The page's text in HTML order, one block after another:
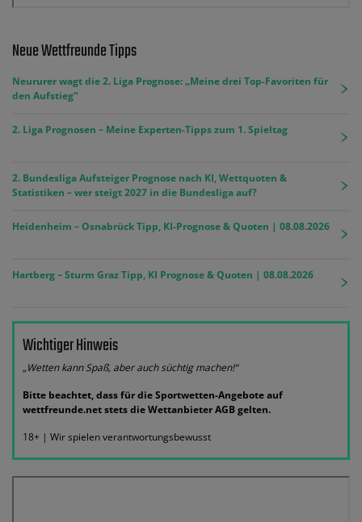
Neue Wettfreunde Tipps
Neururer wagt die 2. Liga Prognose: „Meine drei Top-Favoriten für
den Aufstieg“
2. Liga Prognosen – Meine Experten-Tipps zum 1. Spieltag
2. Bundesliga Aufsteiger Prognose nach KI, Wettquoten &
Statistiken – wer steigt 2027 in die Bundesliga auf?
Heidenheim – Osnabrück Tipp, KI-Prognose & Quoten | 08.08.2026
Hartberg – Sturm Graz Tipp, KI Prognose & Quoten | 08.08.2026
Wichtiger Hinweis
„Wetten kann Spaß, aber auch süchtig machen!“
Bitte beachtet, dass für die Sportwetten-Angebote auf
wettfreunde.net stets die Wettanbieter AGB gelten.
18+ | Wir spielen verantwortungsbewusst